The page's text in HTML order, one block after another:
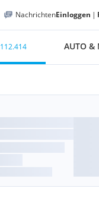
NachrichtenEinloggen |
112.414 AUTO &